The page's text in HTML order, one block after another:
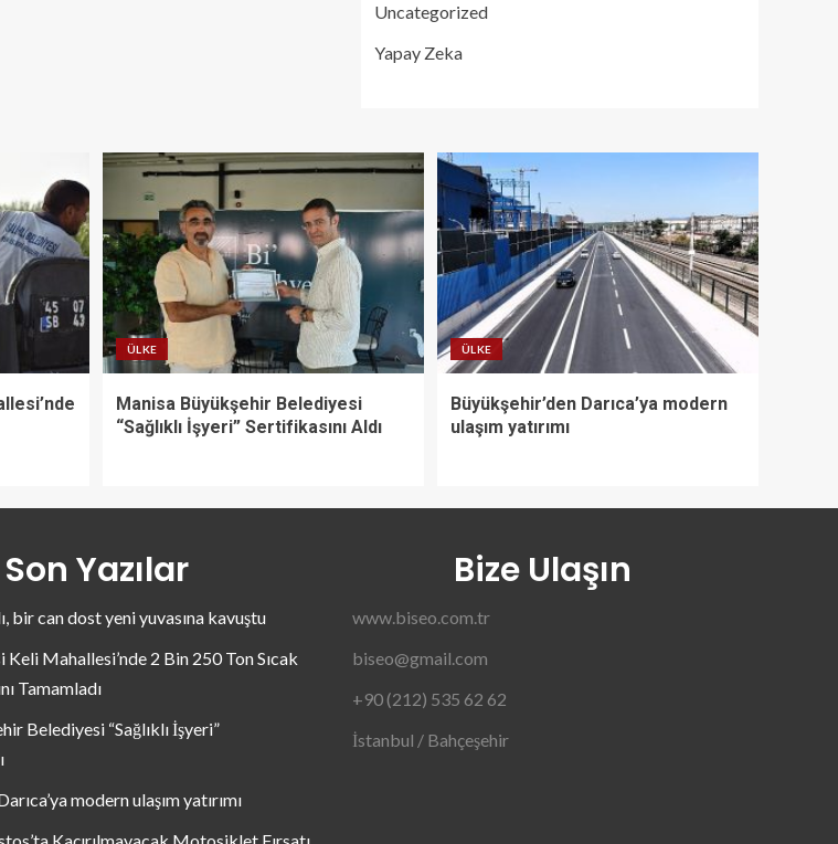
Uncategorized
Yapay Zeka
ÜLKE
Manisa Büyükşehir Belediyesi
“Sağlıklı İşyeri” Sertifikasını Aldı
ÜLKE
Büyükşehir’den Darıca’ya modern
ulaşım yatırımı
Son Yazılar
bir can dost yeni yuvasına kavuştu
Mahallesi’nde 2 Bin 250 Ton Sıcak
Tamamladı
Belediyesi “Sağlıklı İşyeri”
modern ulaşım yatırımı
Bize Ulaşın
www.biseo.com.tr
biseo@gmail.com
+90 (212) 535 62 62
İstanbul / Bahçeşehir